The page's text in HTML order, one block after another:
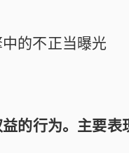
的不正当曝光
的行为。主要表